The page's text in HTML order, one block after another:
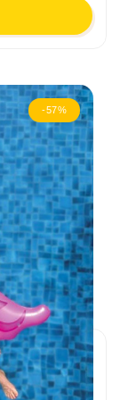
-57%